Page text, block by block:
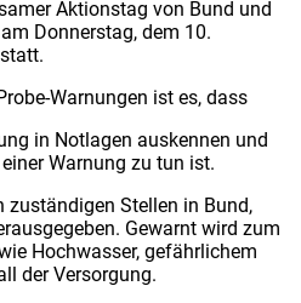
Aktionstag von Bund und
Donnerstag, dem 10.
Warnungen ist es, dass
in Notlagen auskennen und
Warnung zu tun ist.
zuständigen Stellen in Bund,
Gewarnt wird zum
Hochwasser, gefährlichem
der Versorgung.